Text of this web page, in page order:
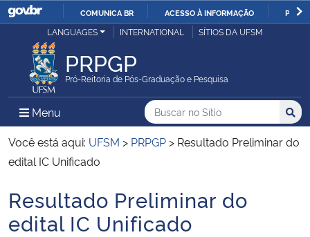
IR
COMUNICA BR ACESSO À INFORMAÇÃO
Ministério da Justiça e Segurança Pública
Ministério da Defesa
Ministério das Relações Exteriores
Ministério da Infraestrutura
LANGUAGES INTERNATIONAL SÍTIOS DA UFSM
PRPGP
Pró-Reitoria de Pós-Graduação e Pesquisa
Menu Menu Principal do Sítio
Busca
Buscar no no Sítio
Busca:
Você está aqui: UFSM > PRPGP > Resultado Preliminar do
edital IC Unificado
Início do conteúdo
Resultado Preliminar do
edital IC Unificado